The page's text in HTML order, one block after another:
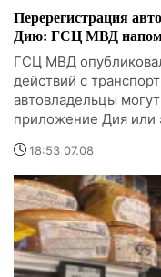
Перерегистрация
Дию: ГСЦ МВД
ГСЦ МВД
действий с
автовладельцы
приложение Дия или
18:53 07.08